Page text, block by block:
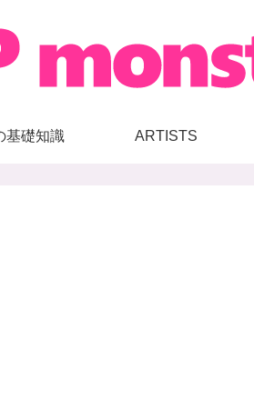
基礎知識 ARTISTS